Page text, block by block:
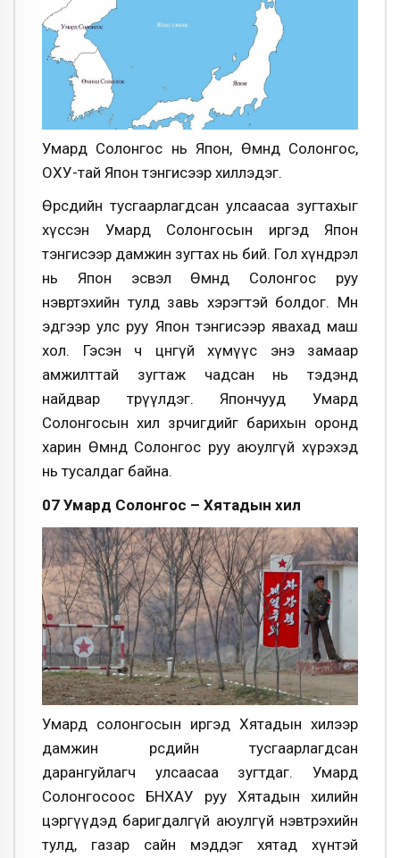
Умард Солонгос нь Япон, Өмнөд Солонгос,
ОХУ-тай Япон тэнгисээр хиллэдэг.
Өөрсдийн тусгаарлагдсан улсаасаа зугтахыг
хүссэн Умард Солонгосын иргэд Япон
тэнгисээр дамжин зугтах нь бий. Гол хүндрэл
нь Япон эсвэл Өмнөд Солонгос руу
нэвртэхийн тулд завь хэрэгтэй болдог. Мөн
эдгээр улс руу Япон тэнгисээр явахад маш
хол. Гэсэн ч цөөнгүй хүмүүс энэ замаар
амжилттай зугтаж чадсан нь тэдэнд
найдвар төрүүлдэг. Япончууд Умард
Солонгосын хил зөрчигдийг барихын оронд
харин Өмнөд Солонгос руу аюулгүй хүрэхэд
нь тусалдаг байна.
07 Умард Солонгос – Хятадын хил
Умард солонгосын иргэд Хятадын хилээр
дамжин өөрсдийн тусгаарлагдсан
дарангуйлагч улсаасаа зугтдаг. Умард
Солонгосоос БНХАУ руу Хятадын хилийн
цэргүүдэд баригдалгүй аюулгүй нэвтрэхийн
тулд, газар сайн мэддэг хятад хүнтэй